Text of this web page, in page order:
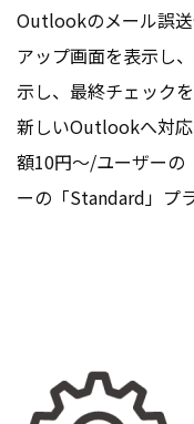
Outlookのメール誤
アップ画面を表示し
示し、最終チェック
新しいOutlookへ対
額10円～/ユーザー
ーの「Standard」プ